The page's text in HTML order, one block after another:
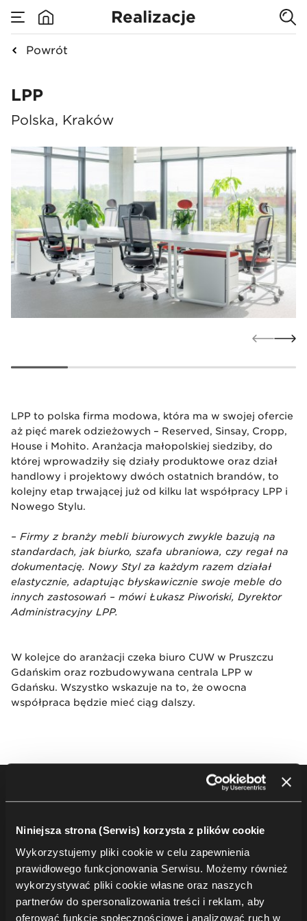
Niniejsza strona (Serwis) korzysta z plików cookie
Wykorzystujemy pliki cookie w celu zapewnienia
prawidłowego funkcjonowania Serwisu. Możemy również
wykorzystywać pliki cookie własne oraz naszych
partnerów do spersonalizowania treści i reklam, aby
oferować funkcje społecznościowe i analizować ruch w
Realizacje
Powrót
LPP
LPP
Polska, Kraków
LPP to polska firma modowa, która ma w swojej ofercie
aż pięć marek odzieżowych – Reserved, Sinsay, Cropp,
House i Mohito. Aranżacja małopolskiej siedziby, do
której wprowadziły się działy produktowe oraz dział
handlowy i projektowy dwóch ostatnich brandów, to
kolejny etap trwającej już od kilku lat współpracy LPP i
Nowego Stylu.
– Firmy z branży mebli biurowych zwykle bazują na
standardach, jak biurko, szafa ubraniowa, czy regał na
dokumentację. Nowy Styl za każdym razem działał
elastycznie, adaptując błyskawicznie swoje meble do
innych zastosowań – mówi Łukasz Piwoński, Dyrektor
Administracyjny LPP.
W kolejce do aranżacji czeka biuro CUW w Pruszczu
Gdańskim oraz rozbudowywana centrala LPP w
Gdańsku. Wszystko wskazuje na to, że owocna
współpraca będzie mieć ciąg dalszy.
Footer
Krzesła
Stoły
Soft seating
Biurka & stanowiska pracy
Meble do przechowywania